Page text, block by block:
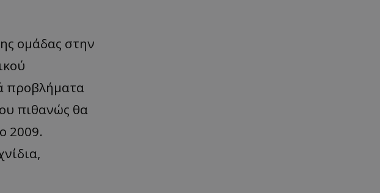
ομάδας στην
προβλήματα
πιθανώς θα
2009.